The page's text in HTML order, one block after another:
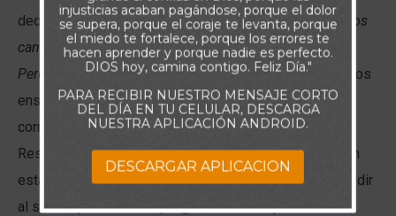
decisión correcta. Proverbios 16:2 nos indica:“Todos los
caminos del hombre son limpios en su propia opinión;
Pero Jehová pesa los espíritus”. Oseas 14:9 también nos
enseña que las determinaciones del Dios son las
correctas: “
Porque los caminos de Jehová son rectos”
Resumiendo lo que las escrituras piden de nosotros en
estas situaciones, ella nos exhortan a: detenernos y pedir
al señor, que su mano que guía, nos lleve por el camino
injusticias acaban pagándose, porque el dolor
se supera, porque el coraje te levanta, porque
el miedo te fortalece, porque los errores te
hacen aprender y porque nadie es perfecto.
DIOS hoy, camina contigo. Feliz Día."
PARA RECIBIR NUESTRO MENSAJE CORTO
DEL DÍA EN TU CELULAR, DESCARGA
NUESTRA APLICACIÓN ANDROID.
DESCARGAR APLICACION